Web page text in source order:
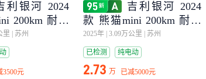
利银河 2024
200km 耐力
里 苏州
3500元
吉利银河 2024
款 熊猫mini 200km 耐力
熊
2025年 3.09万公里 苏州
已检测 纯电动
2.73 万 已减5000元